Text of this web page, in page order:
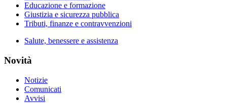
Educazione e formazione
Giustizia e sicurezza pubblica
Tributi, finanze e contravvenzioni
Salute, benessere e assistenza
Novità
Notizie
Comunicati
Avvisi